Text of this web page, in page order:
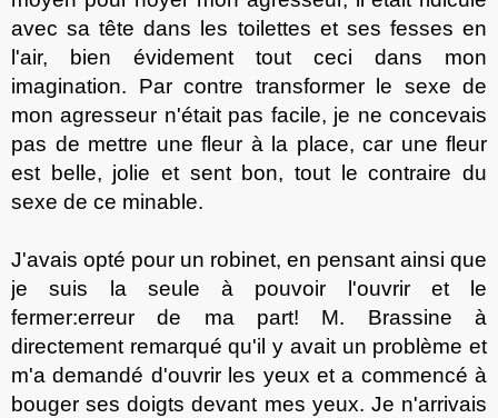
avec sa tête dans les toilettes et ses fesses en
l'air, bien évidement tout ceci dans mon
imagination. Par contre transformer le sexe de
mon agresseur n'était pas facile, je ne concevais
pas de mettre une fleur à la place, car une fleur
est belle, jolie et sent bon, tout le contraire du
sexe de ce minable.
J'avais opté pour un robinet, en pensantainsi que
je suis la seule à pouvoir l'ouvrir et le
fermer:erreur de ma part! M. Brassine à
directement remarquéqu'il y avait un problème et
m'a demandé d'ouvrir les yeux et a commencé à
bouger ses doigts devant mes yeux. Je n'arrivais